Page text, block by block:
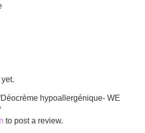
hypoallergénique- WE
to post a review.